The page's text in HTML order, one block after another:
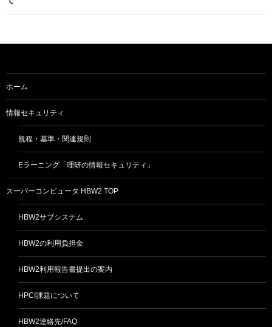
ゲ
シ
ョ
ン
ホーム
情報セキュリティ
規程・基準・関連規則
Eラーニング「理研の情報セキュリティ」
スーパーコンピュータ HBW2 TOP
HBW2サブシステム
HBW2の利用負担金
HBW2利用報告書提出の案内
HPCI課題について
HBW2連絡先/FAQ